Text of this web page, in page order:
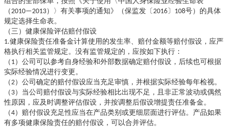
（2010—2013）〉有关事项的通知 》（保监发〔 2016 〕 108号）的具体
规定选择生命表。
（三）健康保险评估赔付假设
1.健康保险责任准备金计算使用的发生率、赔付金额等赔付假设，应严
格执行相关监管规定。没有监管规定的，应按如下执行：
（ 1）公司可以参考自身经验和外部数据确定赔付假设，后续也可根据
实际经验情况进行变更。
（2）公司确定的赔付假设应当充足审慎，并根据实际经验每年检视。
（ 3）当公司赔付假设与实际经验相比出现不足，且非正常波动或偶然
性原因，应及时调整评估假设，并按调整后假设增提责任准备金。
（4）赔付假设充足性应当在产品类别或更细层面进行评估。产品如果
有多项健康保险责任的赔付假设，可以合并评估。